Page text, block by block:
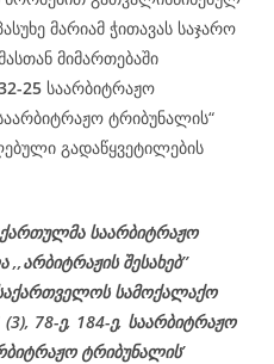
მარიამ ჭითავას საჯარო
მიმართებაში
25 საარბიტრაჟო
ტრიბუნალის“
გადაწყვეტილების
საარბიტრაჟო
შესახებ’’
სამოქალაქო
78-ე, 184-ე, საარბიტრაჟო
ტრიბუნალის’